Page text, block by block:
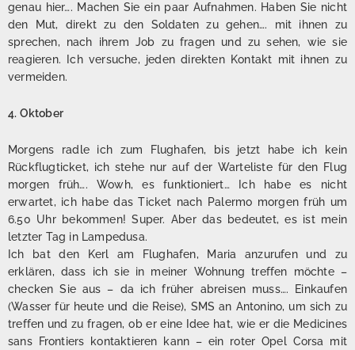
genau hier…. Machen Sie ein paar Aufnahmen. Haben Sie nicht
den Mut, direkt zu den Soldaten zu gehen…. mit ihnen zu
sprechen, nach ihrem Job zu fragen und zu sehen, wie sie
reagieren. Ich versuche, jeden direkten Kontakt mit ihnen zu
vermeiden.
4. Oktober
Morgens radle ich zum Flughafen, bis jetzt habe ich kein
Rückflugticket, ich stehe nur auf der Warteliste für den Flug
morgen früh…. Wowh, es funktioniert… Ich habe es nicht
erwartet, ich habe das Ticket nach Palermo morgen früh um
6.50 Uhr bekommen! Super. Aber das bedeutet, es ist mein
letzter Tag in Lampedusa.
Ich bat den Kerl am Flughafen, Maria anzurufen und zu
erklären, dass ich sie in meiner Wohnung treffen möchte –
checken Sie aus – da ich früher abreisen muss…. Einkaufen
(Wasser für heute und die Reise), SMS an Antonino, um sich zu
treffen und zu fragen, ob er eine Idee hat, wie er die Medicines
sans Frontiers kontaktieren kann – ein roter Opel Corsa mit